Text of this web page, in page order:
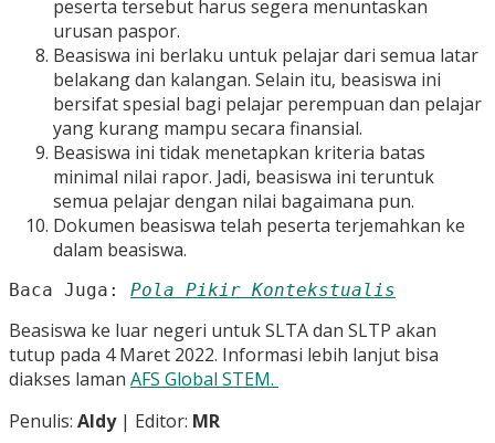
peserta tersebut harus segera menuntaskan
urusan paspor.
Beasiswa ini berlaku untuk pelajar dari semua latar
belakang dan kalangan. Selain itu, beasiswa ini
bersifat spesial bagi pelajar perempuan dan pelajar
yang kurang mampu secara finansial.
Beasiswa ini tidak menetapkan kriteria batas
minimal nilai rapor. Jadi, beasiswa ini teruntuk
semua pelajar dengan nilai bagaimana pun.
Dokumen beasiswa telah peserta terjemahkan ke
dalam beasiswa.
Baca Juga: Pola Pikir Kontekstualis
Beasiswa ke luar negeri untuk SLTA dan SLTP akan
tutup pada 4 Maret 2022. Informasi lebih lanjut bisa
diakses laman AFS Global STEM.
Penulis: Aldy| Editor: MR